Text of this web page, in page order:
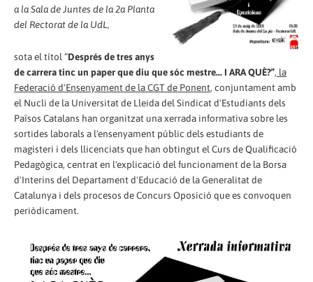
a la Sala de Juntes de la 2a Planta
del Rectorat de la UdL,
sota el títol “Després de tres anys
de carrera tinc un paper que diu que sóc mestre... I ARA QUÈ?”, la
Federació d'Ensenyament de la CGT de Ponent, conjuntament amb
el Nucli de la Universitat de Lleida del Sindicat d'Estudiants dels
Països Catalans han organitzat una xerrada informativa sobre les
sortides laborals a l'ensenyament públic dels estudiants de
magisteri i dels llicenciats que han obtingut el Curs de Qualificació
Pedagògica, centrat en l'explicació del funcionament de la Borsa
d'Interins del Departament d'Educació de la Generalitat de
Catalunya i dels procesos de Concurs Oposició que es convoquen
periòdicament.